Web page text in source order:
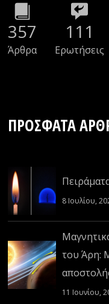
357
Άρθρα
111
Ερωτήσεις
ΠΡΌΣΦΑΤΑ
8 Ιουλίου,
του Άρη:
11 Ιουνίου,